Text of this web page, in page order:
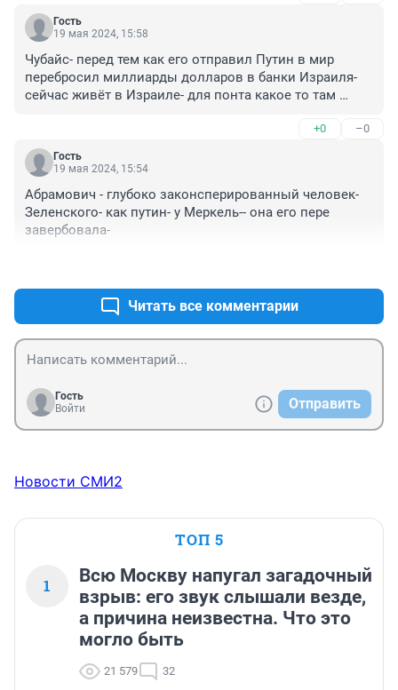
Гость
19 мая 2024, 15:58
Чубайс- перед тем как его отправил Путин в мир
перебросил миллиарды долларов в банки Израиля-
сейчас живёт в Израиле- для понта какое то там
+0 –0
Гость
19 мая 2024, 15:54
Абрамович - глубоко законсперированный человек-
Зеленского- как путин- у Меркель-- она его пере
завербовала-
Читать все комментарии
Гость
Войти
Отправить
Новости СМИ2
ТОП 5
1
Всю Москву напугал загадочный
взрыв: его звук слышали везде,
а причина неизвестна. Что это
могло быть
21 579 32